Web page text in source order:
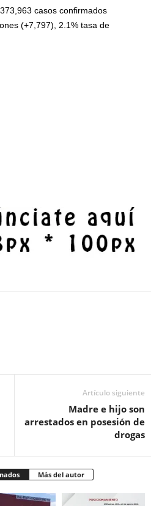
casos confirmados
(+7,797), 2.1% tasa de
Artículo siguiente
Madre e hijo son
arrestados en posesión de
drogas
Más del autor